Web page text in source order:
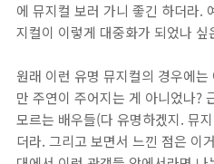
에 뮤지컬 보러 가니 좋긴 하더라.
지컬이 이렇게 대중화가 되었나
원래 이런 유명 뮤지컬의 경우에
만 주연이 주어지는 게 아니었나?
모르는 배우들(다 유명하겠지. 뮤
더라. 그리고 보면서 느낀 점은 이